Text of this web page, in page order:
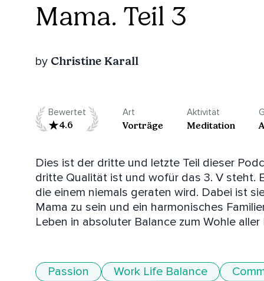
Mama. Teil 3
by Christine Karall
Bewertet
4.6
Art
Vorträge
Aktivität
Meditation
Dies ist der dritte und letzte Teil dieser
dritte Qualität ist und wofür das 3. V steht.
die einem niemals geraten wird. Dabei ist
Mama zu sein und ein harmonisches
Leben in absoluter Balance zum Wohle
Passion Work Life Balance